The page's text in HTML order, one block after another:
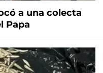
a una colecta
Papa